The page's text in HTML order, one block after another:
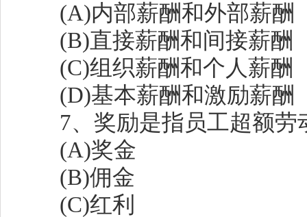
(A)内部薪酬和外部薪酬
(B)直接薪酬和间接薪酬
(C)组织薪酬和个人薪酬
(D)基本薪酬和激励薪酬
7、奖励是指员工超额劳
(A)奖金
(B)佣金
(C)红利